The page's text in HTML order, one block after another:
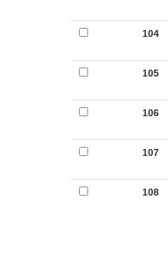
104
105
106
107
108